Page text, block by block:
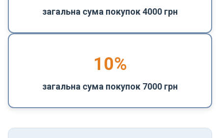
загальна сума покупок 4000 грн
10%
загальна сума покупок 7000 грн